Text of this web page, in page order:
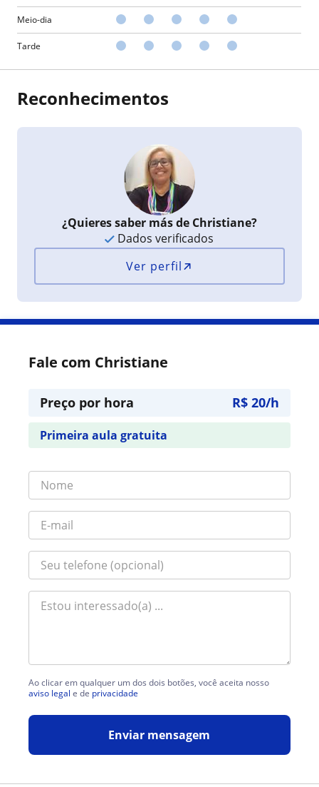
Meio-dia
Tarde
Reconhecimentos
¿Quieres saber más de Christiane?
Dados verificados
Ver perfil
Fale com Christiane
Preço por hora R$ 20/h
Primeira aula gratuita
Ao clicar em qualquer um dos dois botões, você aceita nosso
aviso legal e de privacidade
Enviar mensagem